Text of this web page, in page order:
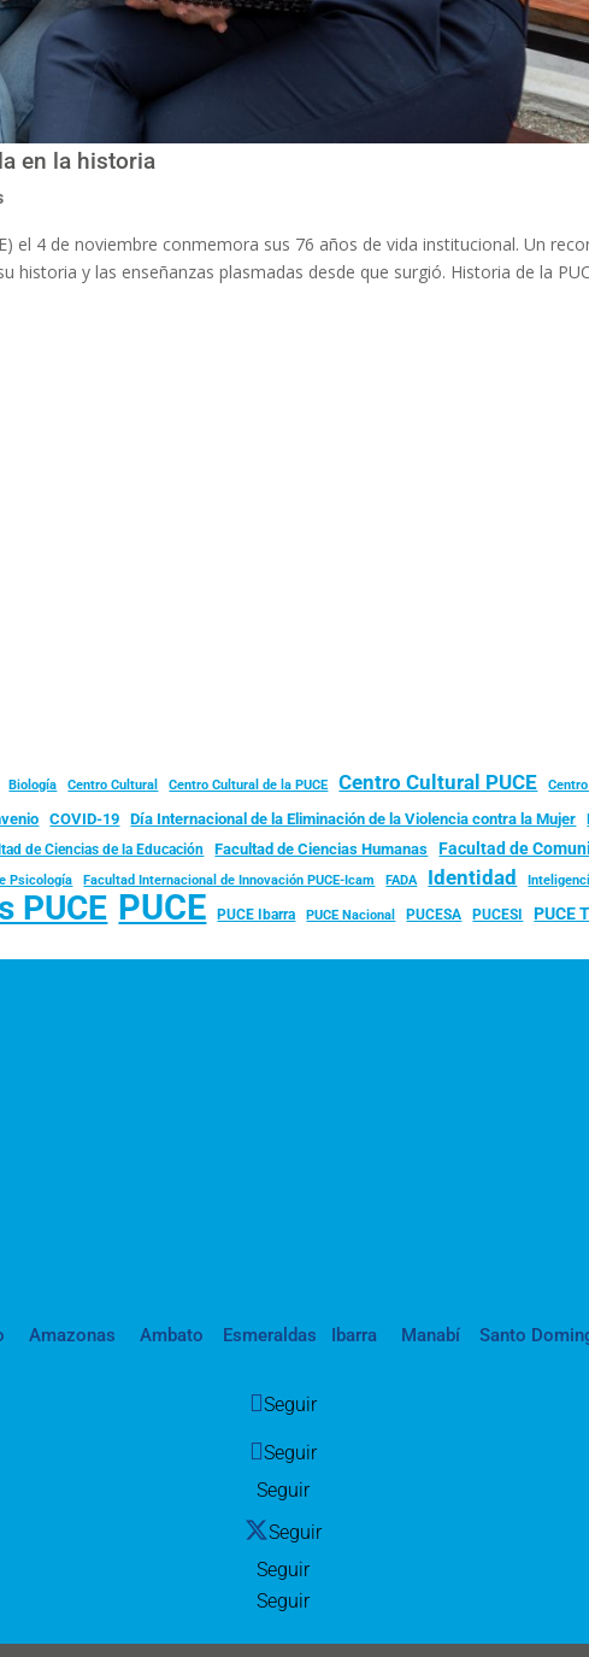
en la historia
el 4 de noviembre conmemora sus 76 años de vida institucional. Un
historia y las enseñanzas plasmadas desde que surgió. Historia de la
Biología Centro Cultural Centro Cultural de la PUCE Centro Cultural PUCE
COVID-19 Día Internacional de la Eliminación de la Violencia contra la Mujer
de Ciencias de la Educación Facultad de Ciencias Humanas Facultad de
Psicología Facultad Internacional de Innovación PUCE-Icam FADA Identidad
PUCE PUCE PUCE Ibarra PUCE Nacional PUCESA PUCESI PUCE
Amazonas Ambato Esmeraldas Ibarra Manabí Santo
Seguir
Seguir
Seguir
Seguir
Seguir
Seguir